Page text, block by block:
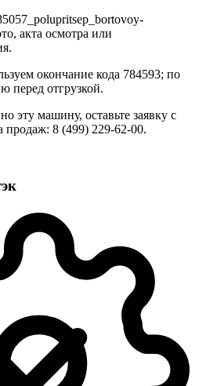
акта осмотра или
окончание кода 784593; по
перед отгрузкой.
эту машину, оставьте заявку с
продаж: 8 (499) 229-62-00.